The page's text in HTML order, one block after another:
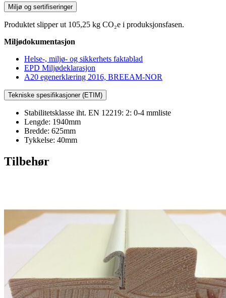
Miljø og sertifiseringer
Produktet slipper ut 105,25 kg CO₂e i produksjonsfasen.
Miljødokumentasjon
Helse-, miljø- og sikkerhets faktablad
EPD Miljødeklarasjon
A20 egenerklæring 2016, BREEAM-NOR
Tekniske spesifikasjoner (ETIM)
Stabilitetsklasse iht. EN 12219: 2: 0-4 mmliste
Lengde: 1940mm
Bredde: 625mm
Tykkelse: 40mm
Tilbehør